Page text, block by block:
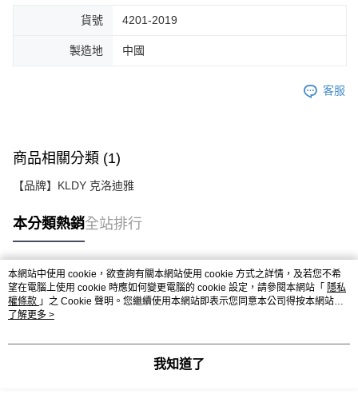
貨號 4201-2019
製造地 中國
客服
商品相關分類 (1)
【品牌】KLDY 克洛迪雅
本分類熱銷全站排行
熱門標籤
本網站中使用 cookie，欲查詢有關本網站使用 cookie 方式之詳情，及若您不希
望在電腦上使用 cookie 時應如何變更電腦的 cookie 設定，請參閱本網站「 隱私
權條款 」之 Cookie 聲明。您繼續使用本網站即表示您同意本公司得按本網站使
用條款之 Cookie 聲明使用 cookie。
了解更多 >
我知道了